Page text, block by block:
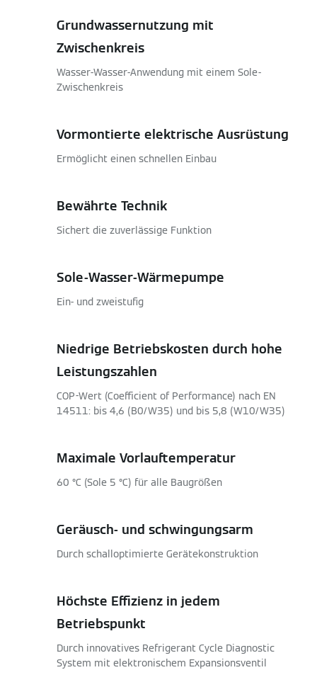
Grundwassernutzung mit
Zwischenkreis
Wasser-Wasser-Anwendung mit einem Sole-
Zwischenkreis
Vormontierte elektrische Ausrüstung
Ermöglicht einen schnellen Einbau
Bewährte Technik
Sichert die zuverlässige Funktion
Sole-Wasser-Wärmepumpe
Ein- und zweistufig
Niedrige Betriebskosten durch hohe
Leistungszahlen
COP-Wert (Coefficient of Performance) nach EN
14511: bis 4,6 (B0/W35) und bis 5,8 (W10/W35)
Maximale Vorlauftemperatur
60 °C (Sole 5 °C) für alle Baugrößen
Geräusch- und schwingungsarm
Durch schalloptimierte Gerätekonstruktion
Höchste Effizienz in jedem
Betriebspunkt
Durch innovatives Refrigerant Cycle Diagnostic
System mit elektronischem Expansionsventil